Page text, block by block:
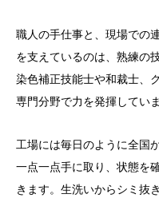
職人の手仕事と、現場での
を支えているのは、熟練の
染色補正技能士や和裁士、
専門分野で力を発揮していま
工場には毎日のように全国
一点一点手に取り、状態を
きます。生洗いからシミ抜